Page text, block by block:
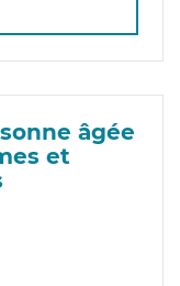
âgée
et